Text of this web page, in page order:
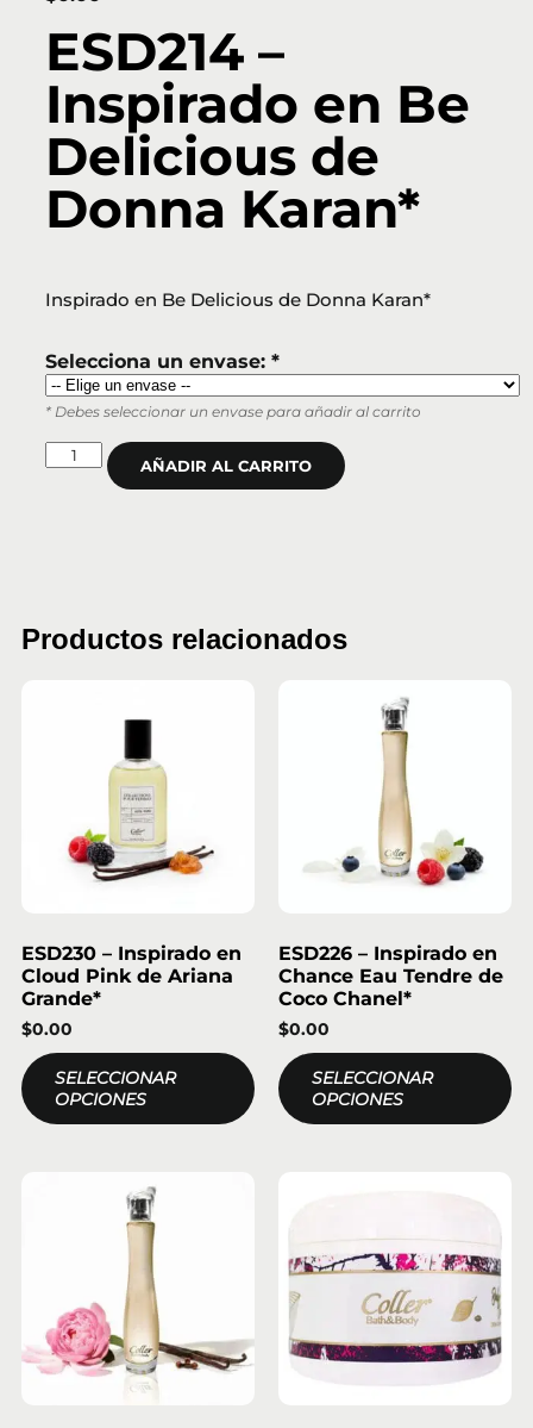
ESD214 –
Inspirado en Be
Delicious de
Donna Karan*
Inspirado en Be Delicious de Donna Karan*
Selecciona un envase: *
* Debes seleccionar un envase para añadir al carrito
AÑADIR AL CARRITO
Productos relacionados
ESD230 – Inspirado en
Cloud Pink de Ariana
Grande*
$0.00
SELECCIONAR
OPCIONES
ESD226 – Inspirado en
Chance Eau Tendre de
Coco Chanel*
$0.00
SELECCIONAR
OPCIONES